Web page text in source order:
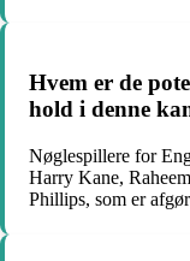
Hvem er de
hold i denne
Nøglespillere for
Harry Kane,
Phillips, som er